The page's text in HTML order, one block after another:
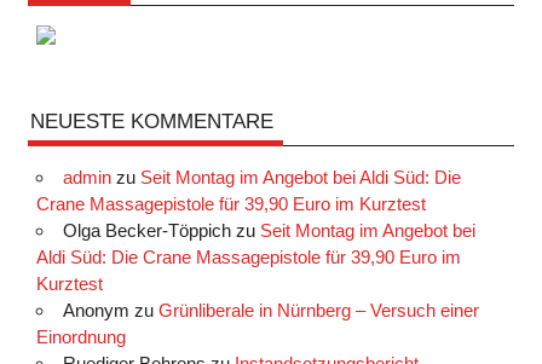
NEUESTE KOMMENTARE
adminzu Seit Montag im Angebot bei Aldi Süd: Die
Crane Massagepistole für 39,90 Euro im Kurztest
Olga Becker-Töppichzu Seit Montag im Angebot bei
Aldi Süd: Die Crane Massagepistole für 39,90 Euro im
Kurztest
Anonym zu Grünliberale in Nürnberg – Versuch einer
Einordnung